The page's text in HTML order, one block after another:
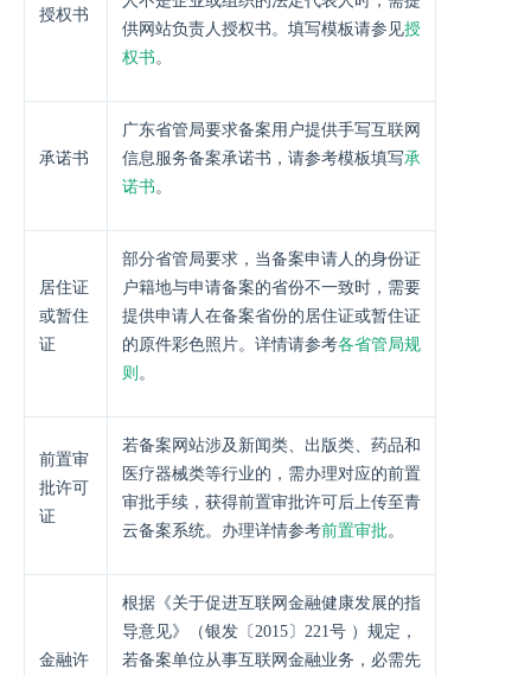
授权书
供网站负责人授权书。填写模板请参见授
权书。
承诺书
广东省管局要求备案用户提供手写互联网
信息服务备案承诺书，请参考模板填写承
诺书。
居住证
或暂住
证
部分省管局要求，当备案申请人的身份证
户籍地与申请备案的省份不一致时，需要
提供申请人在备案省份的居住证或暂住证
的原件彩色照片。详情请参考各省管局规
则 。
前置审
批许可
证
若备案网站涉及新闻类、出版类、药品和
医疗器械类等行业的，需办理对应的前置
审批手续，获得前置审批许可后上传至青
云备案系统。办理详情参考前置审批。
金融许
根据《关于促进互联网金融健康发展的指
导意见》（银发〔2015〕221号 ）规定，
若备案单位从事互联网金融业务，必需先